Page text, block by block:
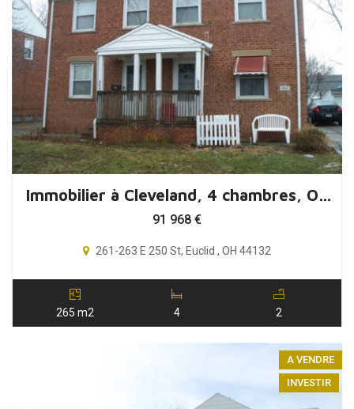
Immobilier à Cleveland, 4 chambres, Ohio, USA
91 968 €
261-263 E 250 St, Euclid , OH 44132
265 m2 4 2
A VENDRE
INVESTIR